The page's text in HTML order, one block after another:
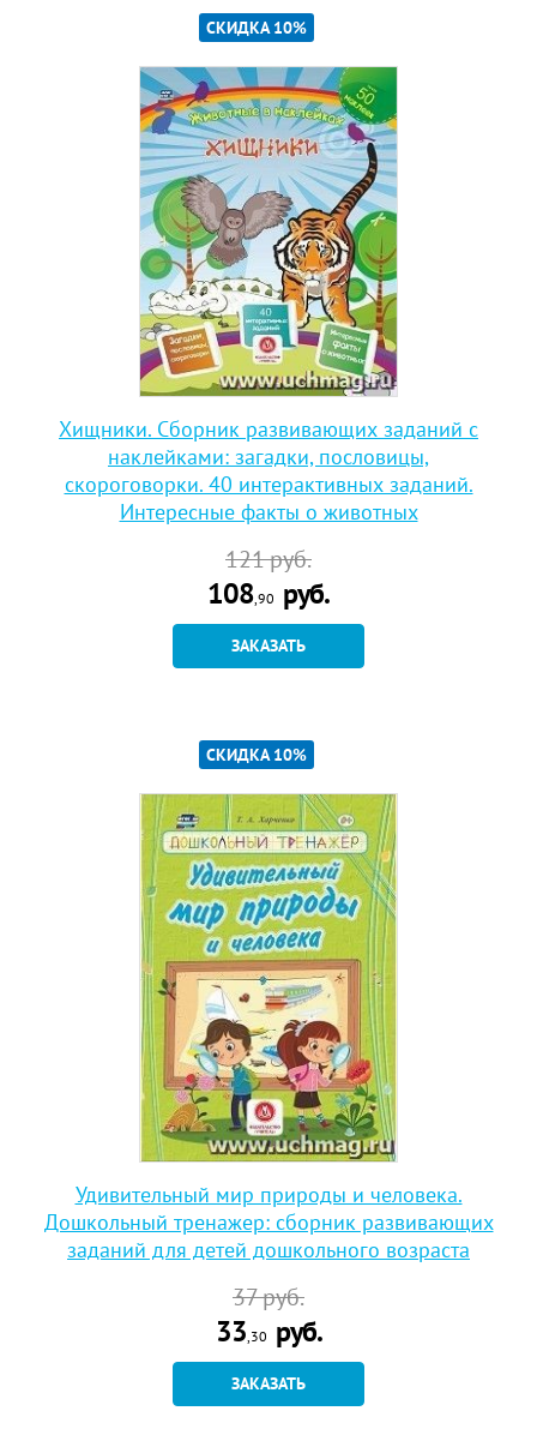
СКИДКА 10%
Хищники. Сборник развивающих заданий с
наклейками: загадки, пословицы,
скороговорки. 40 интерактивных заданий.
Интересные факты о животных
121руб.
108,90 руб.
ЗАКАЗАТЬ
СКИДКА 10%
Удивительный мир природы и человека.
Дошкольный тренажер: сборник развивающих
заданий для детей дошкольного возраста
37руб.
33 ,30 руб.
ЗАКАЗАТЬ